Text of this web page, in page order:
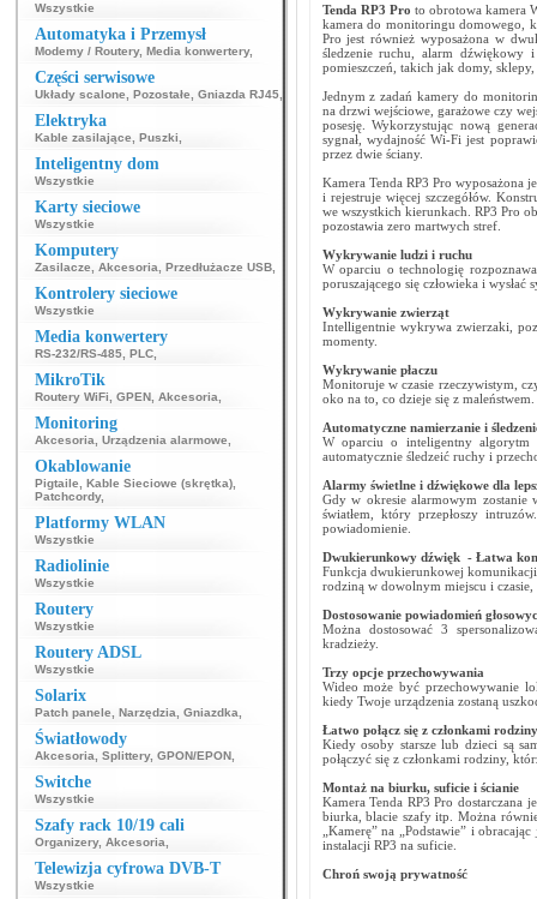
Wszystkie
Automatyka i Przemysł
Modemy / Routery, Media konwertery,
Części serwisowe
Układy scalone Pozostałe Gniazda RJ45
Elektryka
Kable zasilające Puszki
Inteligentny dom
Wszystkie
Karty sieciowe
Wszystkie
Komputery
Zasilacze Akcesoria Przedłużacze USB
Kontrolery sieciowe
Wszystkie
Media konwertery
RS-232/RS-485 PLC
MikroTik
Routery WiFi GPEN Akcesoria
Monitoring
Akcesoria Urządzenia alarmowe
Okablowanie
Pigtaile Kable Sieciowe (skrętka)
Patchcordy,
Platformy WLAN
Wszystkie
Radiolinie
Wszystkie
Routery
Wszystkie
Routery ADSL
Wszystkie
Solarix
Patch panele Narzędzia Gniazdka
Światłowody
Akcesoria Splittery, GPON/EPON
Switche
Wszystkie
Szafy rack 10/19 cali
Organizery, Akcesoria
Telewizja cyfrowa DVB-T
Wszystkie
Tenda RP3 Pro to obrotowa kamera
kamera do monitoringu domowego,
Pro jest również wyposażona w
śledzenie ruchu, alarm dźwiękowy
pomieszczeń, takich jak domy,
Jednym z zadań kamery do
na drzwi wejściowe, garażowe czy
posesję. Wykorzystując nową
sygnał, wydajność Wi-Fi jest
przez dwie ściany.
Kamera Tenda RP3 Pro
i rejestruje więcej szczegółów.
we wszystkich kierunkach. RP3 Pro
pozostawia zero martwych stref.
Wykrywanie ludzi i ruchu
W oparciu o technologię
poruszającego się człowieka i wysłać
Wykrywanie zwierząt
Intelligentnie wykrywa zwierzaki,
momenty.
Wykrywanie płaczu
Monitoruje w czasie rzeczywistym,
oko na to, co dzieje się z maleństwem.
Automatyczne namierzanie i
W oparciu o inteligentny algorytm
automatycznie śledzeić ruchy i
Alarmy świetlne i dźwiękowe dla
Gdy w okresie alarmowym zostanie
światłem, który przepłoszy
powiadomienie.
Dwukierunkowy dźwięk - Łatwa
Funkcja dwukierunkowej
rodziną w dowolnym miejscu i czasie,
Dostosowanie powiadomień
Można dostosować 3
kradzieży.
Trzy opcje przechowywania
Wideo może być przechowywanie
kiedy Twoje urządzenia zostaną
Łatwo połącz się z członkami
Kiedy osoby starsze lub dzieci są
połączyć się z członkami rodziny,
Montaż na biurku, suficie i ścianie
Kamera Tenda RP3 Pro dostarczana
biurka, blacie szafy itp. Można
„Kamerę” na „Podstawie” i
instalacji RP3 na suficie.
Chroń swoją prywatność